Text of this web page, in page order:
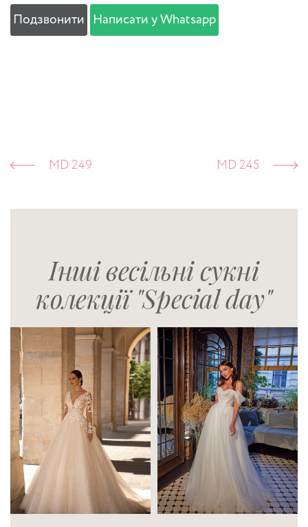
Подзвонити Написати у Whatsapp
MD 249 MD 245
Інші весільні сукні
колекції "Special day"